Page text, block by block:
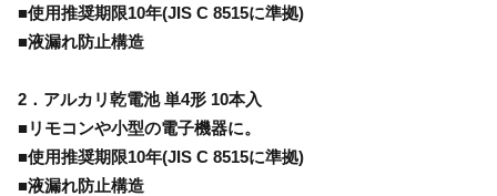
■使用推奨期限10年(JIS C 8515に準拠)
■液漏れ防止構造
2．アルカリ乾電池 単4形 10本入
■リモコンや小型の電子機器に。
■使用推奨期限10年(JIS C 8515に準拠)
■液漏れ防止構造